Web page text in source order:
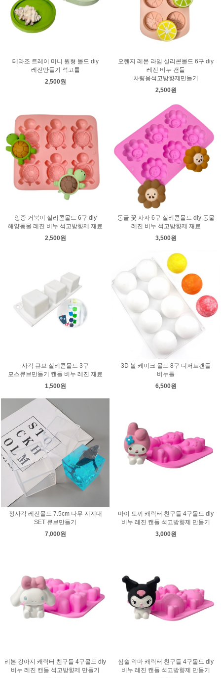
테라조 트레이 미니 원형 몰드 diy
레진만들기 석고틀
2,500원
오렌지 레몬 라임 실리콘몰드 6구 diy
레진 비누 캔들
차량용석고방향제만들기
2,500원
앙증 거북이 실리콘몰드 6구 diy
해양동물 레진 비누 석고방향제 재료
2,500원
동글 꽃 사자 6구 실리콘몰드 diy 동물
레진 비누 석고방향제 재료
3,500원
사각 큐브 실리콘몰드 3구
모스큐브만들기 캔들 비누 레진 재료
1,500원
3D 볼 케이크 몰드 8구 디저트캔들
비누틀
6,500원
정사각 레진몰드 7.5cm 나무 지지대
SET 큐브만들기
7,000원
마이 토끼 캐릭터 친구들 4구몰드 diy
비누 레진 캔들 석고방향제 만들기
3,000원
리본 강아지 캐릭터 친구들 4구몰드 diy
비누 레진 캔들 석고방향제 만들기
심술 악마 캐릭터 친구들 4구몰드 diy
비누 레진 캔들 석고방향제 만들기